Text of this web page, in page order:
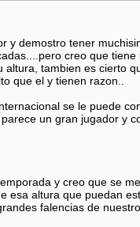
y demostro tener
creo que tiene
altura, tambien es cierto
que el y tienen razon..
se le puede
un gran jugador y
y creo que se
esa altura que puedan
falencias de nuestro